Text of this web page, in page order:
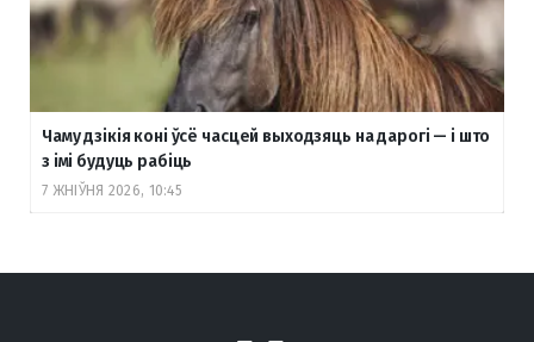
Чаму дзікія коні ўсё часцей выходзяць на дарогі — і што
з імі будуць рабіць
7 ЖНІЎНЯ 2026, 10:45